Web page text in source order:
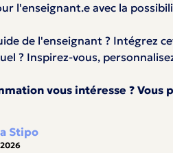
l'enseignant.e avec la
de l'enseignant ? Intégrez
? Inspirez-vous,
vous intéresse ? Vous
Stipo